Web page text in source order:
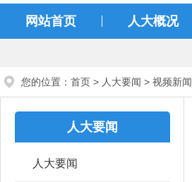
网站首页 人大概况
您的位置： 首页 > 人大要闻 > 视频新闻
人大要闻
人大要闻